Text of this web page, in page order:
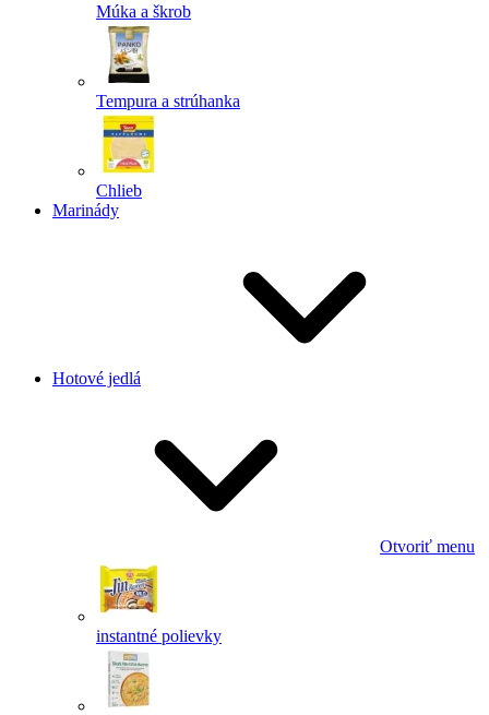
Múka a škrob
Tempura a strúhanka
Chlieb
Marinády
Hotové jedlá
Otvoriť menu
instantné polievky